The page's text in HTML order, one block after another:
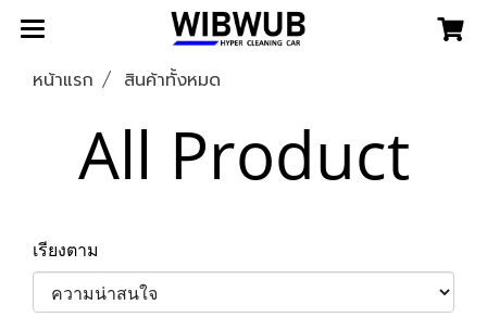
หน้าแรก สินค้าทั้งหมด
All Product
เรียงตาม